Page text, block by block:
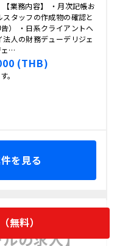
業務内容】 ・月次記帳お
タッフの作成物の確認と
） ・日系クライアントへ
人の財務デューデリジェ
ェ…
(THB)
。
を見る
築・不動産
の求人】
無料）